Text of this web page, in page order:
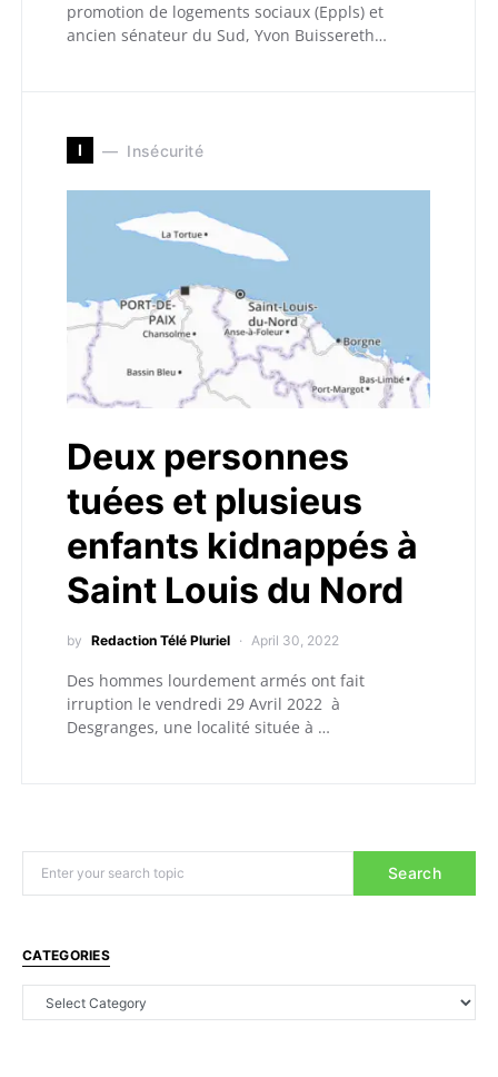
promotion de logements sociaux (Eppls) et
ancien sénateur du Sud, Yvon Buissereth…
I Insécurité
Deux personnes
tuées et plusieus
enfants kidnappés à
Saint Louis du Nord
by Redaction Télé Pluriel April 30, 2022
Des hommes lourdement armés ont fait
irruption le vendredi 29 Avril 2022 à
Desgranges, une localité située à …
Search
CATEGORIES